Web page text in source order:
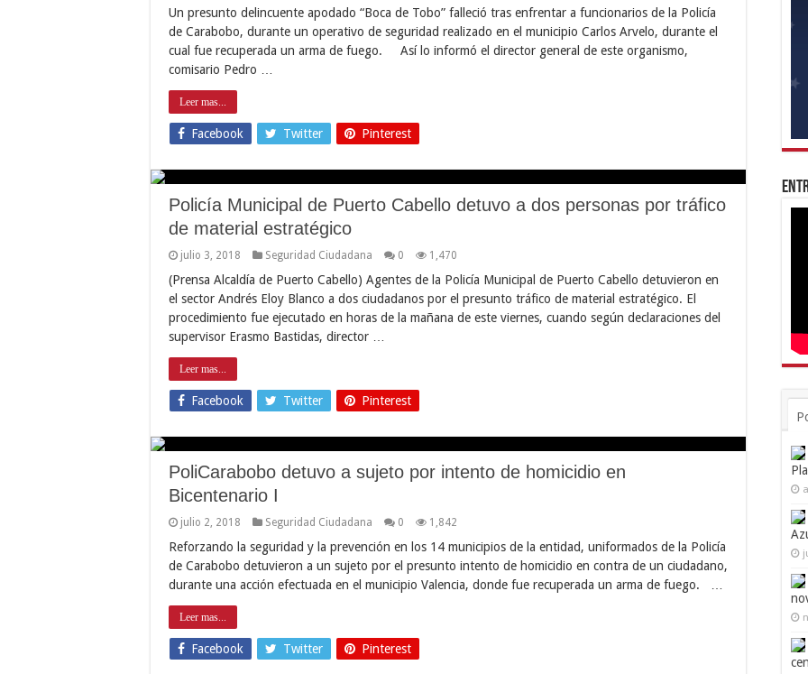
Un presunto delincuente apodado “Boca de Tobo” falleció tras enfrentar a funcionarios de la Policía
de Carabobo, durante un operativo de seguridad realizado en el municipio Carlos Arvelo, durante el
cual fue recuperada un arma de fuego. Así lo informó el director general de este organismo,
comisario Pedro …
Leer mas...
Facebook Twitter Pinterest
Policía Municipal de Puerto Cabello detuvo a dos personas por tráfico
de material estratégico
julio 3, 2018 Seguridad Ciudadana 0 1,470
(Prensa Alcaldía de Puerto Cabello) Agentes de la Policía Municipal de Puerto Cabello detuvieron en
el sector Andrés Eloy Blanco a dos ciudadanos por el presunto tráfico de material estratégico. El
procedimiento fue ejecutado en horas de la mañana de este viernes, cuando según declaraciones del
supervisor Erasmo Bastidas, director …
Leer mas...
Facebook Twitter Pinterest
PoliCarabobo detuvo a sujeto por intento de homicidio en
Bicentenario I
julio 2, 2018 Seguridad Ciudadana 0 1,842
Reforzando la seguridad y la prevención en los 14 municipios de la entidad, uniformados de la Policía
de Carabobo detuvieron a un sujeto por el presunto intento de homicidio en contra de un ciudadano,
durante una acción efectuada en el municipio Valencia, donde fue recuperada un arma de fuego. …
Leer mas...
Facebook Twitter Pinterest